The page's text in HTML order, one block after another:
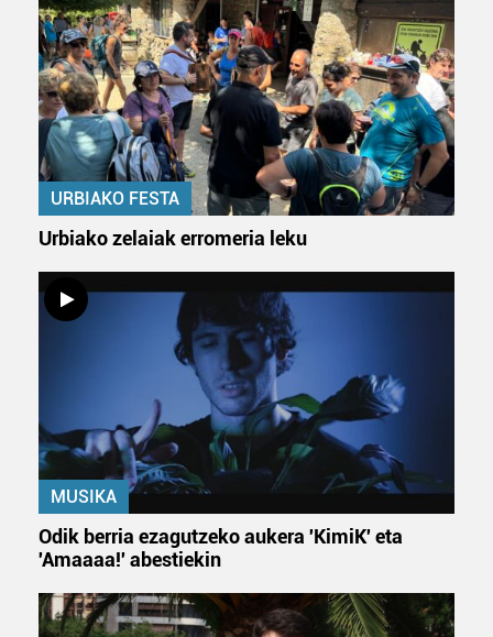
interes komertzial legitimoetan babesten dira. Ikusi gure
bazkideen zerrenda, beren ustez zein helburutarako
duten interes legitimoa eta horren aurka nola egin
dezakezun ikusteko.
Lortu zure datu pertsonalak prozesatzeko moduari
buruzko informazio gehiago eta ezarri zure lehentasunak
datuen atalean. Edozein unetan alda edo ken dezakezu
zure baimena Cookieen adierazpenean.
fitxategiak erabiltzen ditu. Zure esperientzia eta
zerbitzuak hobetzeko asmoz, cookie teknologiaz
baliatzen gara. Ohar hau onartuz gero, teknologia hori
erabiltzeko baimen esplizitua ematen diguzu.Gehiago
URBIAKO FESTA
Urbiako zelaiak erromeria leku
MUSIKA
Odik berria ezagutzeko aukera 'KimiK' eta
'Amaaaa!' abestiekin